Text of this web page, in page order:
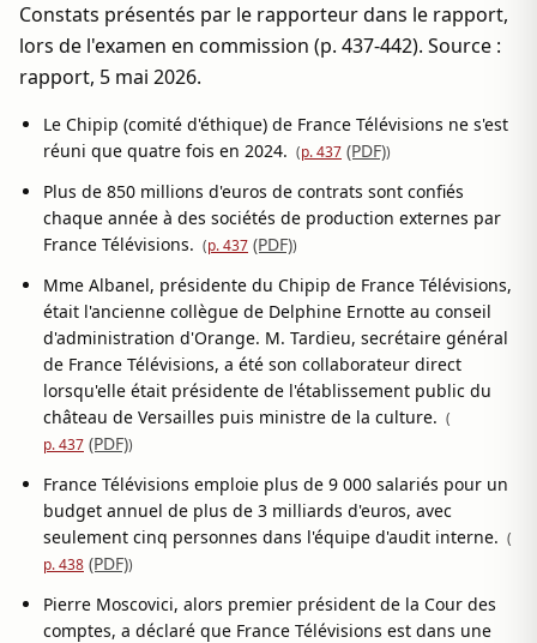
Constats présentés par le rapporteur dans le rapport,
lors de l'examen en commission (p. 437-442). Source :
rapport, 5 mai 2026.
Le Chipip (comité d'éthique) de France Télévisions ne s'est
réuni que quatre fois en 2024. (p. 437 (PDF))
Plus de 850 millions d'euros de contrats sont confiés
chaque année à des sociétés de production externes par
France Télévisions. (p. 437 (PDF))
Mme Albanel, présidente du Chipip de France Télévisions,
était l'ancienne collègue de Delphine Ernotte au conseil
d'administration d'Orange. M. Tardieu, secrétaire général
de France Télévisions, a été son collaborateur direct
lorsqu'elle était présidente de l'établissement public du
château de Versailles puis ministre de la culture. (
p. 437 (PDF))
France Télévisions emploie plus de 9 000 salariés pour un
budget annuel de plus de 3 milliards d'euros, avec
seulement cinq personnes dans l'équipe d'audit interne. (
p. 438 (PDF))
Pierre Moscovici, alors premier président de la Cour des
comptes, a déclaré que France Télévisions est dans une